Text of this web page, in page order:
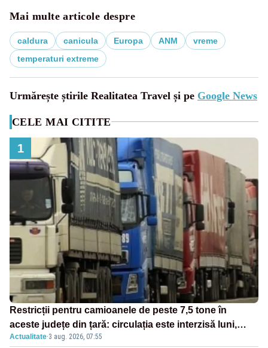
Mai multe articole despre
caldura canicula Europa ANM
vreme
temperaturi extreme
Urmărește știrile Realitatea Travel și pe Google News
CELE MAI CITITE
1
Restricții pentru camioanele de peste 7,5 tone în
aceste județe din țară: circulația este interzisă luni,
între orele 12:00 și 20:00
Actualitate·3 aug. 2026, 07:55